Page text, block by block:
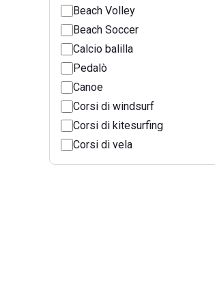
Beach Volley
Beach Soccer
Calcio balilla
Pedalò
Canoe
Corsi di windsurf
Corsi di kitesurfing
Corsi di vela